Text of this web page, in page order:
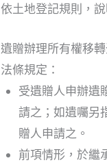
依土地登記規則，說
遺贈辦理所有權移
法條規定：
受遺贈人申辦遺
請之；如遺囑另
贈人申請之。
前項情形，於繼